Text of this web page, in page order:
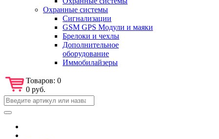
Охранные системы
Сигнализации
GSM GPS Модули и маяки
Брелоки и чехлы
Дополнительное
оборудование
Иммобилайзеры
Товаров: 0
0 руб.